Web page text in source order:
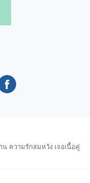
น ความรักสมหวัง เจอเนื้อคู่